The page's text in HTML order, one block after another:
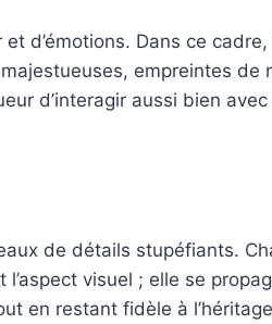
d’émotions. Dans ce
empreintes de
d’interagir aussi bien avec
de détails stupéfiants.
visuel ; elle se
en restant fidèle à